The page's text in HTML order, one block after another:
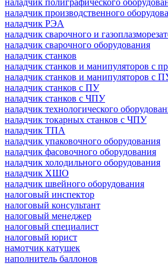
наладчик производственного
наладчик РЭА
наладчик сварочного и
наладчик сварочного оборудования
наладчик станков
наладчик станков и манипуляторов с
наладчик станков и манипуляторов с
наладчик станков с ПУ
наладчик станков с ЧПУ
наладчик технологического
наладчик токарных станков с ЧПУ
наладчик ТПА
наладчик упаковочного оборудования
наладчик фасовочного оборудования
наладчик холодильного оборудования
наладчик ХШО
наладчик швейного оборудования
налоговый инспектор
налоговый консультант
налоговый менеджер
налоговый специалист
налоговый юрист
намотчик катушек
наполнитель баллонов